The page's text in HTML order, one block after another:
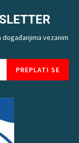
vezanim
PREPLATI SE